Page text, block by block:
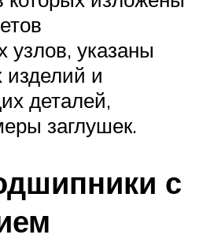
узлов, указаны
и
деталей,
заглушек.
с